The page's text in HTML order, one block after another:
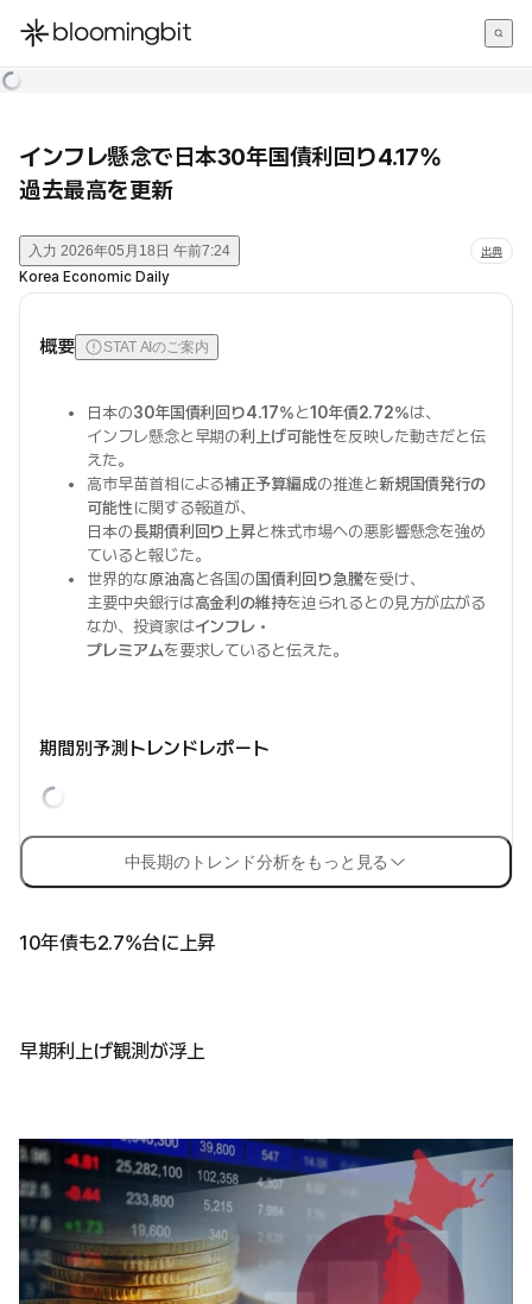
한국어
インフレ懸念で日本30年国債利回り4.17%
過去最高を更新
入力 2026年05月18日 午前7:24 出典
Korea Economic Daily
概要 STAT AIのご案内
日本の30年国債利回り4.17%と10年債2.72%は、
インフレ懸念と早期の利上げ可能性を反映した動きだと伝
えた。
高市早苗首相による補正予算編成の推進と新規国債発行の
可能性に関する報道が、
日本の長期債利回り上昇と株式市場への悪影響懸念を強め
ていると報じた。
世界的な原油高と各国の国債利回り急騰を受け、
主要中央銀行は高金利の維持を迫られるとの見方が広がる
なか、投資家はインフレ・
プレミアムを要求していると伝えた。
期間別予測トレンドレポート
中長期のトレンド分析をもっと見る
10年債も2.7%台に上昇
早期利上げ観測が浮上